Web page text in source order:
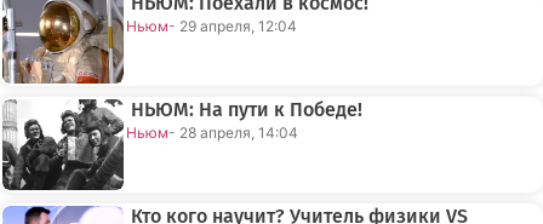
Ньюм- 29 апреля, 12:04
НЬЮМ: На пути к Победе!
Ньюм- 28 апреля, 14:04
Кто кого научит? Учитель физики VS